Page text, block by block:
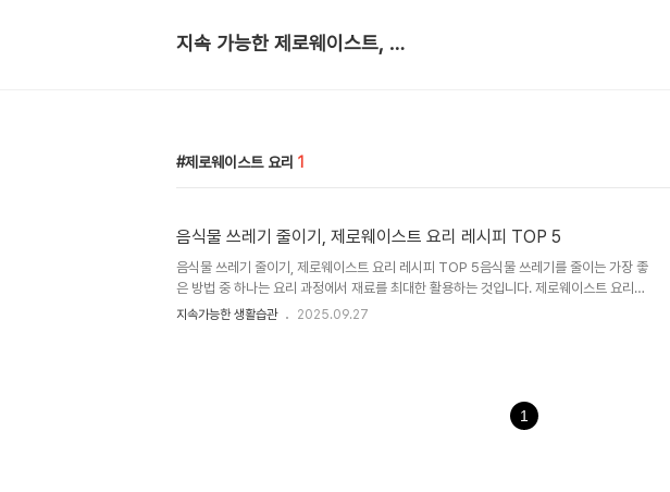
지속 가능한 제로웨이스트, 생활 노트
제로웨이스트 요리 1
음식물 쓰레기 줄이기, 제로웨이스트 요리 레시피 TOP 5
음식물 쓰레기 줄이기, 제로웨이스트 요리 레시피 TOP 5음식물 쓰레기를 줄이는 가장 좋
은 방법 중 하나는 요리 과정에서 재료를 최대한 활용하는 것입니다. 제로웨이스트 요리는
단순히 음식을 만드는 기술을 넘어, 자원을 존중하고 지구를 배려하는 태도입니다. 이번 글
찌개, 리조토 등 다양한 요리에 활용할 수 있습니다.1-1.재료양파 껍질, 당근 껍질..
지속가능한 생활습관 2025.09.27
1